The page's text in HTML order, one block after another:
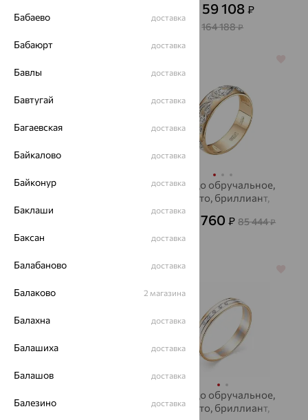
59 108₽
164 188₽
Кольцо обручальное,
Кольцо обручальное,
золото, бриллиант,
30 760₽ 85 444₽
64%
золото, Accent
64%
Кольцо обручальное,
золото, бриллиант,
Бабаево доставка
Бабаюрт доставка
Бавлы доставка
Бавтугай доставка
Багаевская доставка
Байкалово доставка
Байконур доставка
Баклаши доставка
Баксан доставка
Балабаново доставка
Балаково 2 магазина
Балахна доставка
Балашиха доставка
Балашов доставка
Балезино доставка